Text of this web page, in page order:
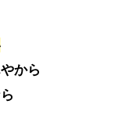
やから